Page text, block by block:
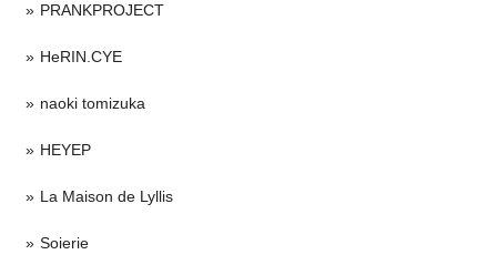
PRANKPROJECT
HeRIN.CYE
naoki tomizuka
HEYEP
La Maison de Lyllis
Soierie